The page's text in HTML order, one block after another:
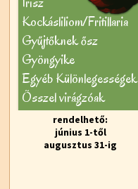
Kockásliliom/Fritillaria
Gyűjtőknek ősz
Gyöngyike
Egyéb Különlegességek
Õsszel virágzóak
rendelhető:
június 1-től
augusztus 31-ig